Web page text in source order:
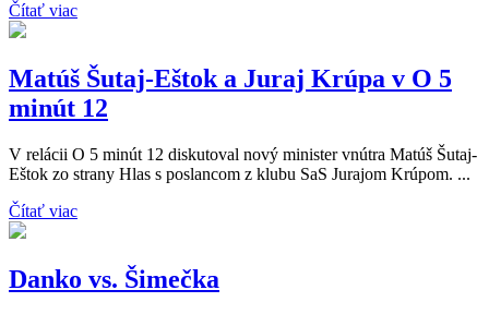
Čítať viac
Matúš Šutaj-Eštok a Juraj Krúpa v O 5
minút 12
V relácii O 5 minút 12 diskutoval nový minister vnútra Matúš Šutaj-
Eštok zo strany Hlas s poslancom z klubu SaS Jurajom Krúpom. ...
Čítať viac
Danko vs. Šimečka